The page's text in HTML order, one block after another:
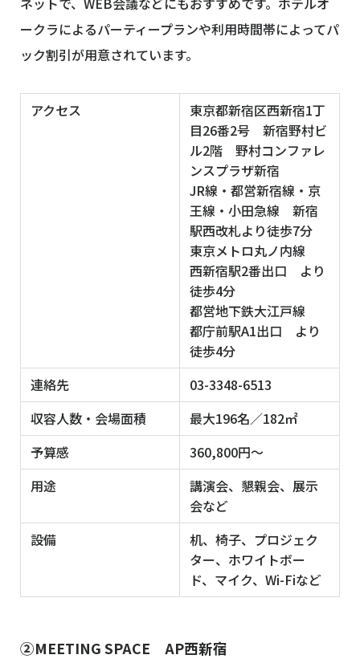
ークラによるパーティープランや利用時間帯によってパ
ック割引が用意されています。
アクセス
東京都新宿区西新宿1丁
目26番2号 新宿野村ビ
ル2階 野村コンファレ
ンスプラザ新宿
JR線・都営新宿線・京
王線・小田急線 新宿
駅西改札より徒歩7分
東京メトロ丸ノ内線
西新宿駅2番出口 より
徒歩4分
都営地下鉄大江戸線
都庁前駅A1出口 より
徒歩4分
連絡先
03-3348-6513
収容人数・会場面積
最大196名／182㎡
予算感
360,800円〜
用途
講演会、懇親会、展示
会など
設備
机、椅子、プロジェク
ター、ホワイトボー
ド、マイク、Wi-Fiなど
②MEETING SPACE AP西新宿